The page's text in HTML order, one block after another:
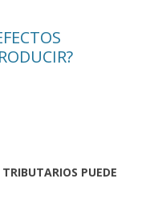
PUEDE